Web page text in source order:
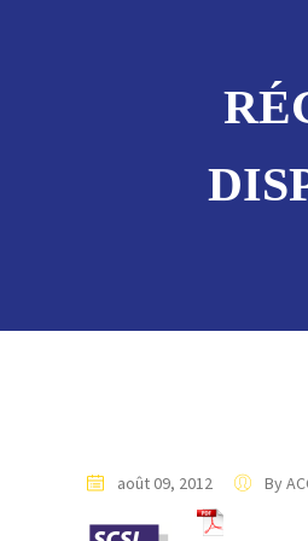
août 09, 2012 By